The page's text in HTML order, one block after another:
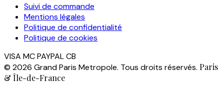
Suivi de commande
Mentions légales
Politique de confidentialité
Politique de cookies
VISA MCPAYPALCB
© 2026 Grand Paris Metropole. Tous droits réservés. Paris
& Île-de-France